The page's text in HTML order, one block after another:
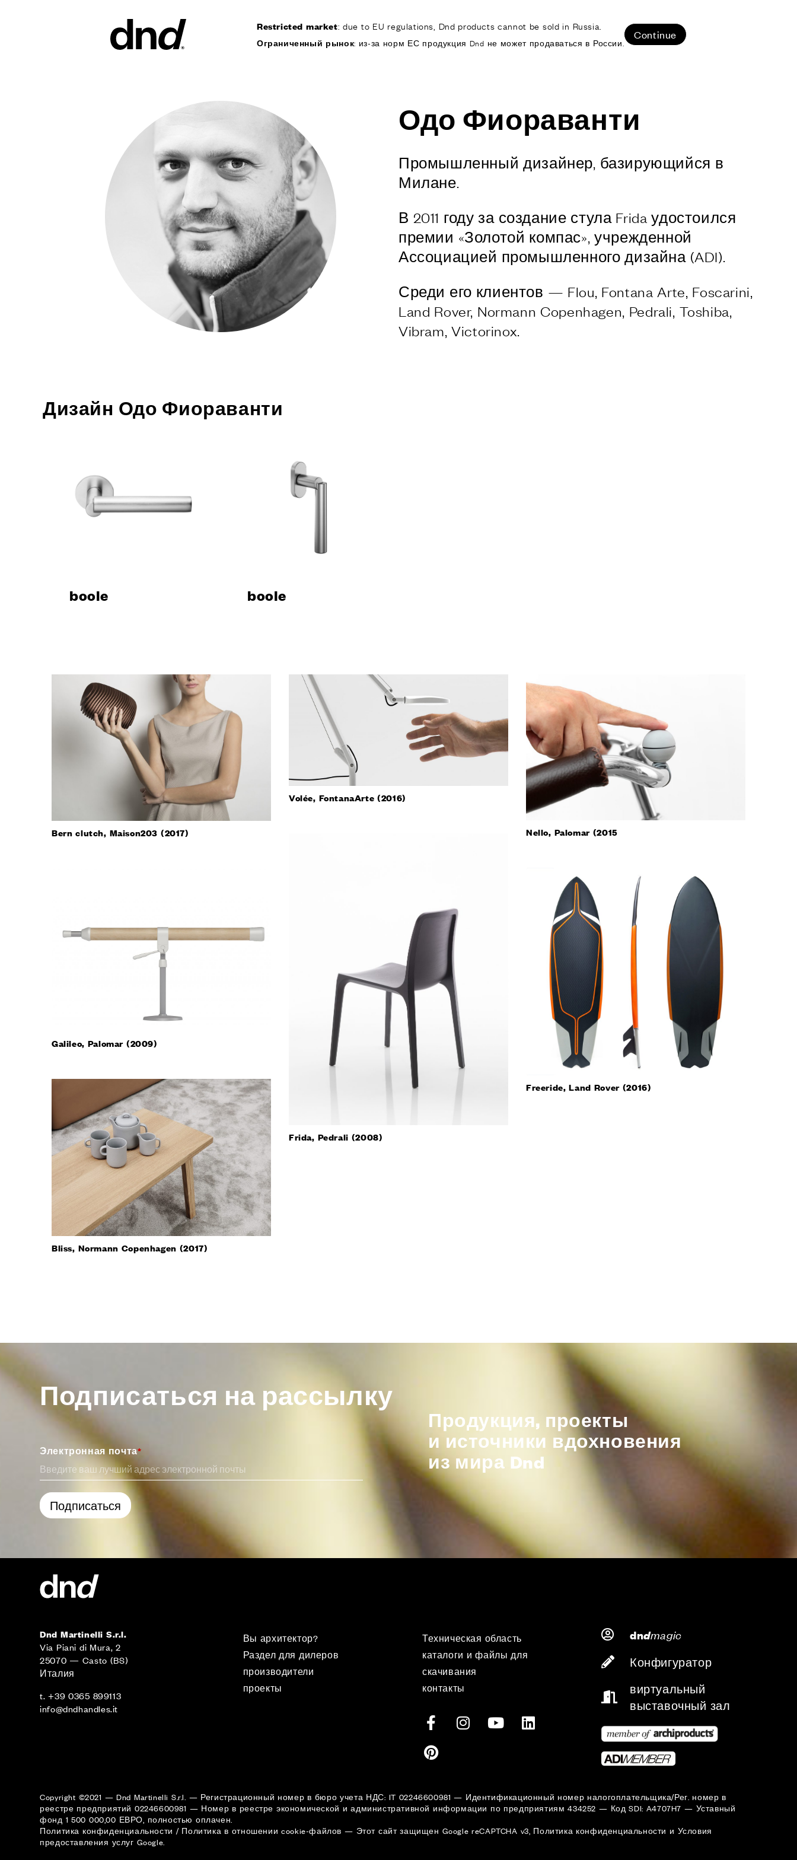
Restricted market: due to EU regulations, Dnd products cannot be sold in Russia.
Ограниченный рынок: из-за норм ЕС продукция Dnd не может продаваться в России.
Continue
КОМПАНИЯ ИЗДЕЛИЯРЕАЛИЗОВАННЫЕ ПРОЕКТЫ
Новый каталог Dnd 26–27
ВСЕ ПРОДУКТЫ
Ручки для дверей
Ручки для окон
Ручки-скобы для дверей и
ворот
Персонализированные
ручки
Круглые ручки для дверей
Мебельные ручки и
аксессуары
Ручки для подъемно-
сдвижных дверей
Ручки для подъемно-
сдвижных дверей
ОТДЕЛКИ
Все финиши Dnd
Poggi Mariani
Архитектор
Раздел для дилеров
Производители
Fit Out‑услуги для сектора
Hospitality
Конфигуратор
виртуальный тур
ВСЕ ПРОЕКТЫ ЛИЧНЫЙ КАБИНЕТ
ENGLISH
ESPAÑOL
DEUTSCH РУССКИЙ
Одо Фиораванти
Промышленный дизайнер, базирующийся в
Милане.
В 2011 году за создание стула Frida удостоился
премии «Золотой компас», учрежденной
Ассоциацией промышленного дизайна (ADI).
Среди его клиентов — Flou, Fontana Arte, Foscarini,
Land Rover, Normann Copenhagen, Pedrali, Toshiba,
Vibram, Victorinox.
Дизайн Одо Фиораванти
boole boole
Bern clutch, Maison203 (2017)
Volée, FontanaArte (2016)
Nello, Palomar (2015
Galileo, Palomar (2009)
Frida, Pedrali (2008)
Freeride, Land Rover (2016)
Bliss, Normann Copenhagen (2017)
Подписаться на рассылку
Электронная почта*
Продукция, проекты
и источники вдохновения
из мира Dnd
Dnd Martinelli S.r.l.
Via Piani di Mura, 2
25070 — Casto (BS)
Италия
t. +39 0365 899113
info@dndhandles.it
Вы архитектор?
Раздел для дилеров
производители
проекты
Техническая область
каталоги и файлы для
скачивания
контакты
dndmagic
Конфигуратор
виртуальный
выставочный зал
Copyright ©2021 — Dnd Martinelli S.r.l. — Регистрационный номер в бюро учета НДС: IT 02246600981 — Идентификационный номер налогоплательщика/Рег. номер в
реестре предприятий 02246600981 — Номер в реестре экономической и административной информации по предприятиям 434252 — Код SDI: A4707H7 — Уставный
фонд 1 500 000,00 ЕВРО, полностью оплачен.
Политика конфиденциальности / Политика в отношении cookie-файлов — Этот сайт защищен Google reCAPTCHA v3, Политика конфиденциальности и Условия
предоставления услуг Google.